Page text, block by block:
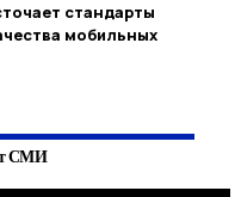
стандарты
мобильных
СМИ